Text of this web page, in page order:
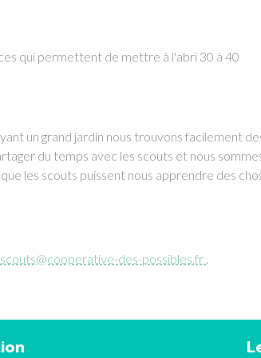
qui permettent de mettre à l'abri 30 à 40
un grand jardin nous trouvons facilement
du temps avec les scouts et nous
les scouts puissent nous apprendre des
scouts@cooperative-des-possibles.fr .